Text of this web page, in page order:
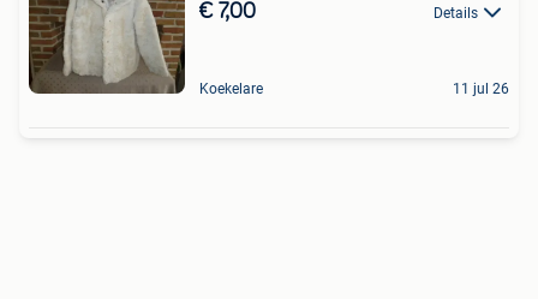
€ 7,00 Details
Koekelare 11 jul 26